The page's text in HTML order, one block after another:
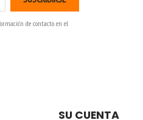
de contacto en el
SU CUENTA